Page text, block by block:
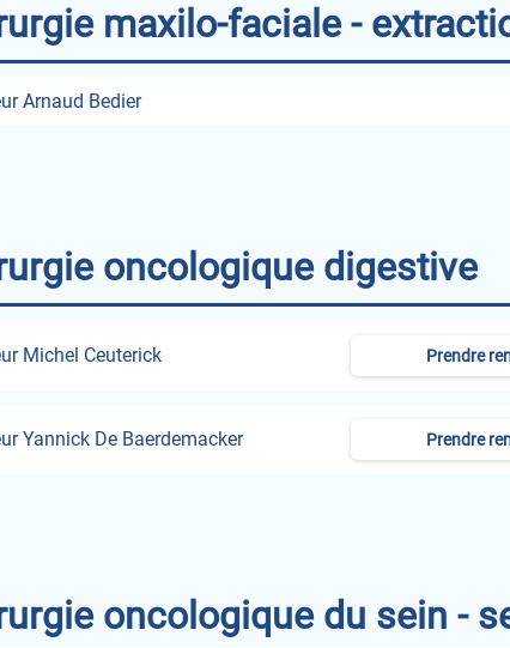
maxilo-faciale -
Arnaud Bedier
oncologique digestive
Michel Ceuterick Prendre
Yannick De Baerdemacker Prendre
oncologique du sein -